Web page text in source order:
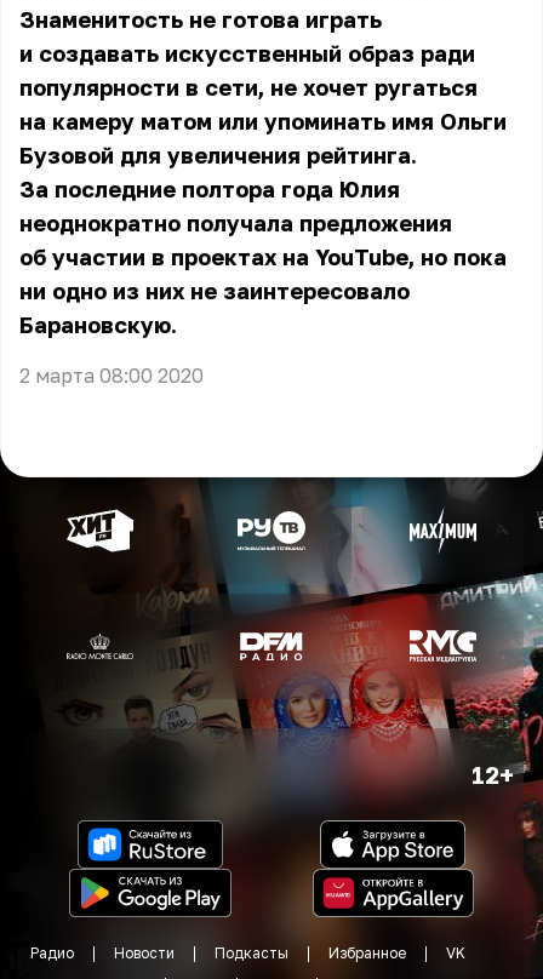
Знаменитость не готова играть
и создавать искусственный образ ради
популярности в сети, не хочет ругаться
на камеру матом или упоминать имя Ольги
Бузовой для увеличения рейтинга.
За последние полтора года Юлия
неоднократно получала предложения
об участии в проектах на YouTube, но пока
ни одно из них не заинтересовало
Барановскую.
2 марта 08:00 2020
12+
Радио Новости Подкасты Избранное
VK